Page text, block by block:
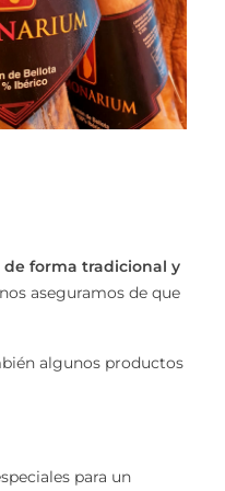
de forma tradicional y
aseguramos de que
algunos productos
para un